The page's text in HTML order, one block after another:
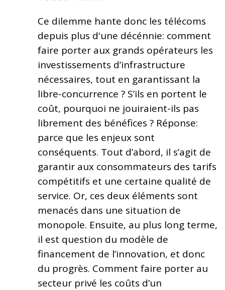
Ce dilemme hante donc les télécoms
depuis plus d'une décénnie: comment
faire porter aux grands opérateurs les
investissements d’infrastructure
nécessaires, tout en garantissant la
libre-concurrence ? S’ils en portent le
coût, pourquoi ne jouiraient-ils pas
librement des bénéfices ? Réponse:
parce que les enjeux sont
conséquents. Tout d’abord, il s’agit de
garantir aux consommateurs des tarifs
compétitifs et une certaine qualité de
service. Or, ces deux éléments sont
menacés dans une situation de
monopole. Ensuite, au plus long terme,
il est question du modèle de
financement de l’innovation, et donc
du progrès. Comment faire porter au
secteur privé les coûts d’un